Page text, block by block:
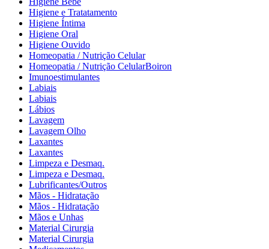
Higiene e Tratatamento
Higiene Íntima
Higiene Oral
Higiene Ouvido
Homeopatia / Nutrição Celular
Homeopatia / Nutrição CelularBoiron
Imunoestimulantes
Labiais
Labiais
Lábios
Lavagem
Lavagem Olho
Laxantes
Laxantes
Limpeza e Desmaq.
Limpeza e Desmaq.
Lubrificantes/Outros
Mãos - Hidratação
Mãos - Hidratação
Mãos e Unhas
Material Cirurgia
Material Cirurgia